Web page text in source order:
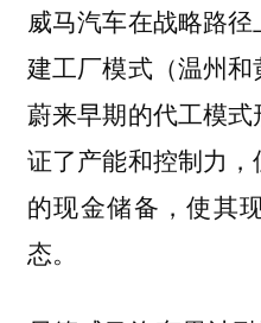
威马汽车在战略路
建工厂模式（温州
蔚来早期的代工模
证了产能和控制力
的现金储备，使其
态。